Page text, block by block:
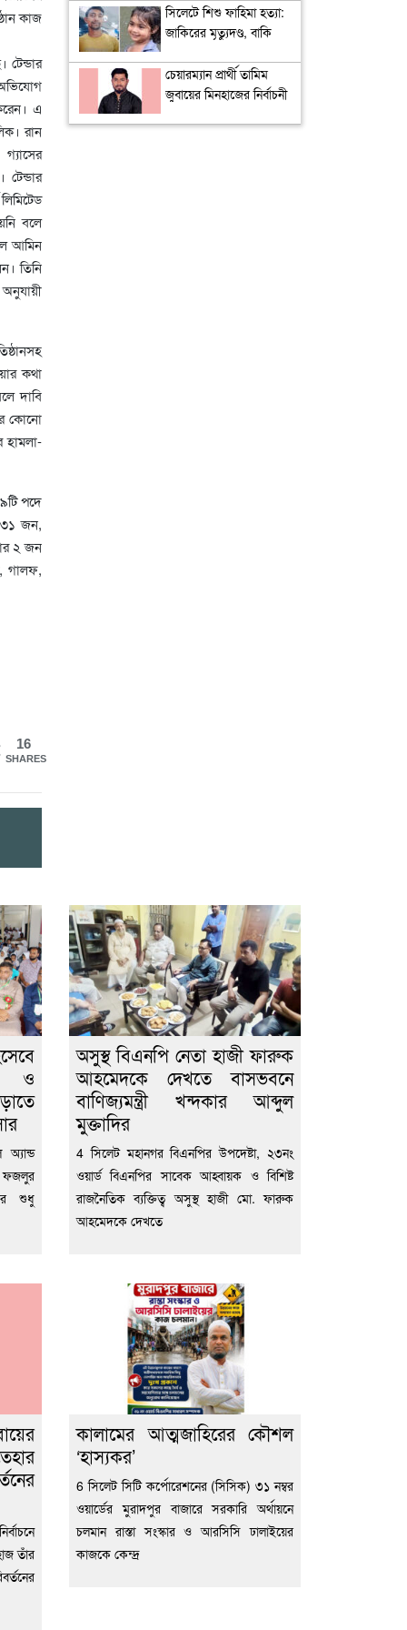
কাজ
টেন্ডার
এ
রান
বলে
আমিন
তিনি
কথা
দাবি
কোনো
হামলা-
পদে
৩১ জন,
২ জন
গালফ,
16
SHARES
সিলেটে শিশু ফাহিমা হত্যা:
জাকিরের মৃত্যুদণ্ড, বাকি
চেয়ারম্যান প্রার্থী তামিম
জুবায়ের মিনহাজের নির্বাচনী
ও
ফজলুর
শুধু
অসুস্থ বিএনপি নেতা হাজী ফারুক
আহমেদকে দেখতে বাসভবনে
বাণিজ্যমন্ত্রী খন্দকার আব্দুল
মুক্তাদির
4 সিলেট মহানগর বিএনপির উপদেষ্টা, ২৩নং
ওয়ার্ড বিএনপির সাবেক আহ্বায়ক ও বিশিষ্ট
রাজনৈতিক ব্যক্তিত্ব অসুস্থ হাজী মো. ফারুক
আহমেদকে দেখতে
তাঁর
কালামের আত্মজাহিরের কৌশল
‘হাস্যকর’
6 সিলেট সিটি কর্পোরেশনের (সিসিক) ৩১ নম্বর
ওয়ার্ডের মুরাদপুর বাজারে সরকারি অর্থায়নে
চলমান রাস্তা সংস্কার ও আরসিসি ঢালাইয়ের
কাজকে কেন্দ্র